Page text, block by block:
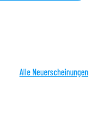
Alle Neuerscheinungen